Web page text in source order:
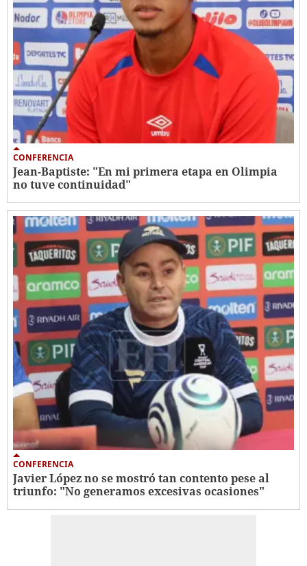
CONFERENCIA
Jean-Baptiste: "En mi primera etapa en Olimpia
no tuve continuidad"
CONFERENCIA
Javier López no se mostró tan contento pese al
triunfo: "No generamos excesivas ocasiones"